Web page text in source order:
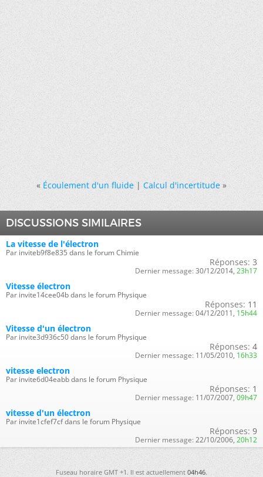
« Écoulement d'un fluide|Calcul d'incertitude »
DISCUSSIONS SIMILAIRES
La vitesse de l'électron
Par inviteb9f8e835 dans le forum Chimie
Réponses: 3
Dernier message: 30/12/2014, 23h17
Vitesse électron
Par invite14cee04b dans le forum Physique
Réponses: 11
Dernier message: 04/12/2011, 15h44
Vitesse d'un électron
Par invite3d936c50 dans le forum Physique
Réponses: 4
Dernier message: 11/05/2010, 16h33
vitesse electron
Par invite6d04eabb dans le forum Physique
Réponses: 1
Dernier message: 11/07/2007, 09h47
vitesse d'un électron
Par invite1cfef7cf dans le forum Physique
Réponses: 9
Dernier message: 22/10/2006, 20h12
Fuseau horaire GMT +1. Il est actuellement04h46.